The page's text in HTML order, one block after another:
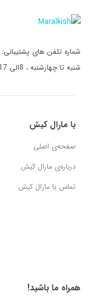
شماره تلفن های پشتیبانی:
شنبه تا چهارشنبه ، 8الی 17و پنجشنبه، 8الی 14 میزبان صدای گرمتان هستیم
با مارال کیش
صفحه‌ی اصلی
درباره‌ی مارال کیش
تماس با مارال کیش
همراه ما باشید!